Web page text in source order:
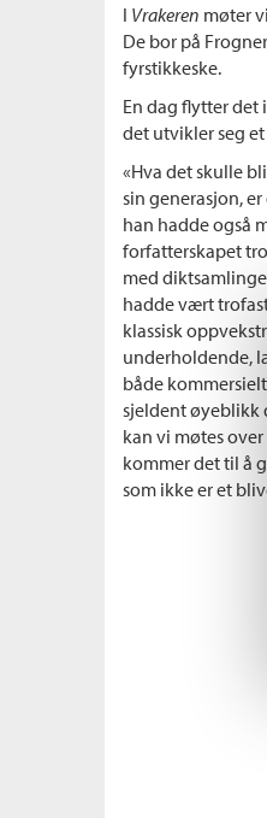
I Vrakeren møter
De bor på
fyrstikkeske.
En dag flytter det
det utvikler seg
«Hva det skulle
sin generasjon,
han hadde også
forfatterskapet
med
hadde vært
klassisk
underholdende,
både
sjeldent øyeblikk
kan vi møtes
kommer det til å
som ikke er et